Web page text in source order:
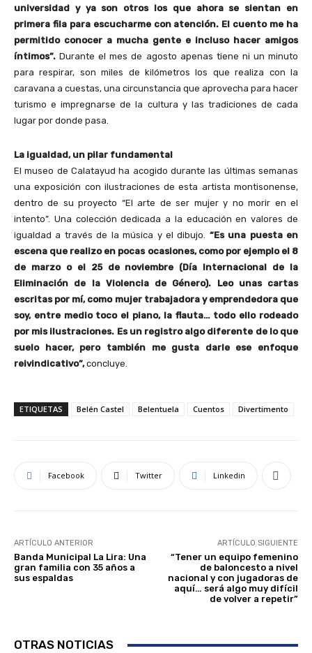
universidad y ya son otros los que ahora se sientan en
primera fila para escucharme con atención. El cuento me ha
permitido conocer a mucha gente e incluso hacer amigos
íntimos”. Durante el mes de agosto apenas tiene ni un minuto
para respirar, son miles de kilómetros los que realiza con la
caravana a cuestas, una circunstancia que aprovecha para hacer
turismo e impregnarse de la cultura y las tradiciones de cada
lugar por donde pasa.
La igualdad, un pilar fundamental
El museo de Calatayud ha acogido durante las últimas semanas
una exposición con ilustraciones de esta artista montisonense,
dentro de su proyecto “El arte de ser mujer y no morir en el
intento”. Una colección dedicada a la educación en valores de
igualdad a través de la música y el dibujo. “Es una puesta en
escena que realizo en pocas ocasiones, como por ejemplo el 8
de marzo o el 25 de noviembre (Día Internacional de la
Eliminación de la Violencia de Género). Leo unas cartas
escritas por mí, como mujer trabajadora y emprendedora que
soy, entre medio toco el piano, la flauta… todo ello rodeado
por mis ilustraciones. Es un registro algo diferente de lo que
suelo hacer, pero también me gusta darle ese enfoque
reivindicativo”,concluye.
ETIQUETAS Belén Castel Belentuela Cuentos Divertimento
Facebook Twitter Linkedin
ARTÍCULO ANTERIOR
Banda Municipal La Lira: Una
gran familia con 35 años a
sus espaldas
ARTÍCULO SIGUIENTE
“Tener un equipo femenino
de baloncesto a nivel
nacional y con jugadoras de
aquí… será algo muy difícil
de volver a repetir”
OTRAS NOTICIAS